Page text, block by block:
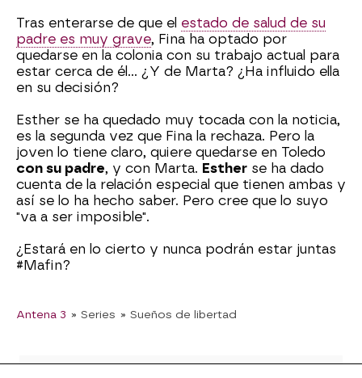
Tras enterarse de que el estado de salud de su
padre es muy grave, Fina ha optado por
quedarse en la colonia con su trabajo actual para
estar cerca de él... ¿Y de Marta? ¿Ha influido ella
en su decisión?
Esther se ha quedado muy tocada con la noticia,
es la segunda vez que Fina la rechaza. Pero la
joven lo tiene claro, quiere quedarse en Toledo
con su padre, y con Marta. Esther se ha dado
cuenta de la relación especial que tienen ambas y
así se lo ha hecho saber. Pero cree que lo suyo
"va a ser imposible".
¿Estará en lo cierto y nunca podrán estar juntas
#Mafin?
Antena 3 » Series » Sueños de libertad